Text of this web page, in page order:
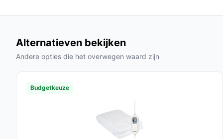
Haal de deken uit de verpakking en leg deze op
warmte!
Specificaties in mensentaal
**Afmetingen**: Met een grootte van 160 x
en biedt het voldoende dekking.
**Materiaal**: De fleece stof zorgt voor
bijdraagt aan een aangename slaapervaring.
Alternatieven bekijken
Andere opties die het overwegen waard zijn
Budgetkeuze